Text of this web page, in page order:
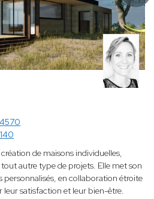
de maisons individuelles,
autre type de projets. Elle met son
personnalisés, en collaboration étroite
leur satisfaction et leur bien-être.